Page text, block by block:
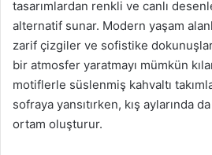
tasarımlardan renkli ve canlı
alternatif sunar. Modern yaşam
zarif çizgiler ve sofistike
bir atmosfer yaratmayı mümkün
motiflerle süslenmiş kahvaltı
sofraya yansıtırken, kış aylarında
ortam oluşturur.